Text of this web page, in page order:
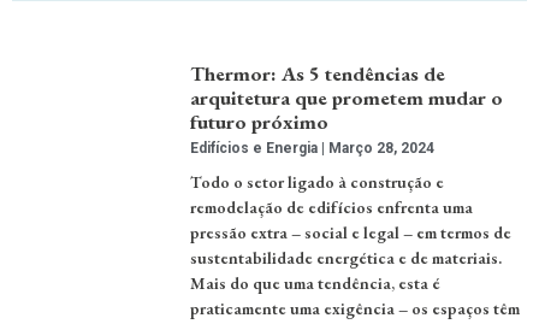
Thermor: As 5 tendências de
arquitetura que prometem mudar o
futuro próximo
Edifícios e Energia Março 28, 2024
Todo o setor ligado à construção e
remodelação de edifícios enfrenta uma
pressão extra – social e legal – em termos de
sustentabilidade energética e de materiais.
Mais do que uma tendência, esta é
praticamente uma exigência – os espaços têm